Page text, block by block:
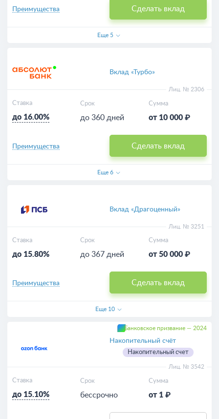
Сделать вклад
Преимущества
Еще 5
Вклад «Турбо»
Лиц. № 2306
Ставка
до 16.00%
Срок
до 360 дней
Сумма
от 10 000 ₽
Сделать вклад
Преимущества
Еще 6
Вклад «Драгоценный»
Лиц. № 3251
Ставка
до 15.80%
Срок
до 367 дней
Сумма
от 50 000 ₽
Сделать вклад
Преимущества
Еще 10
Банковское призвание — 2024
Накопительный счёт
Накопительный счет
Лиц. № 3542
Ставка
до 15.10%
Срок
бессрочно
Сумма
от 1 ₽